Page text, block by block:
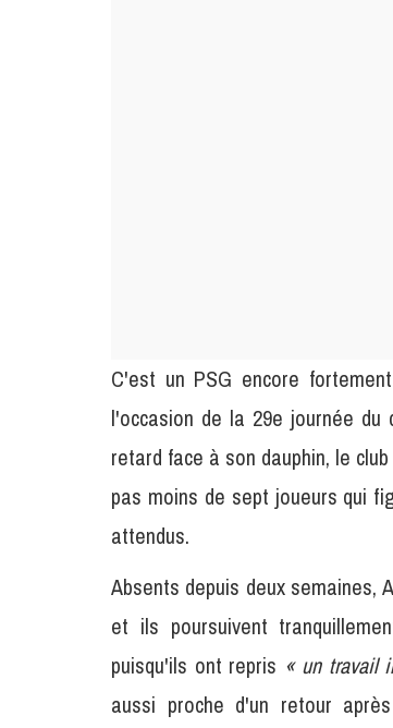
C'est un PSG encore
l'occasion de la 29e journée
retard face à son dauphin, le
pas moins de sept joueurs qui
attendus.
Absents depuis deux semaines,
et ils poursuivent
puisqu'ils ont repris « un travail
aussi proche d'un retour